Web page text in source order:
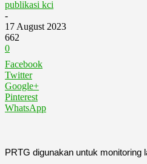
publikasi kci
-
17 August 2023
662
0
Facebook
Twitter
Google+
Pinterest
WhatsApp
PRTG digunakan untuk monitoring